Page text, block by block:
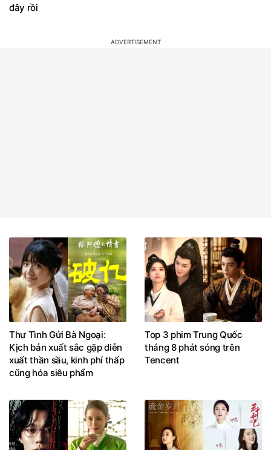
đây rồi
Thư Tình Gửi Bà Ngoại:
Kịch bản xuất sắc gặp diễn
xuất thần sầu, kinh phí thấp
cũng hóa siêu phẩm
Top 3 phim Trung Quốc
tháng 8 phát sóng trên
Tencent